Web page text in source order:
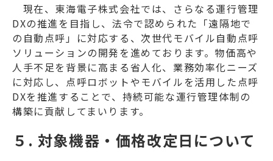
現在、東海電子株式会社では、さらなる運行管理
DXの推進を目指し、法令で認められた「遠隔地で
の自動点呼」に対応する、次世代モバイル自動点呼
ソリューションの開発を進めております。物価高や
人手不足を背景に高まる省人化、業務効率化ニーズ
に対応し、点呼ロボットやモバイルを活用した点呼
DXを推進することで、持続可能な運行管理体制の
構築に貢献してまいります。
５. 対象機器・価格改定日について